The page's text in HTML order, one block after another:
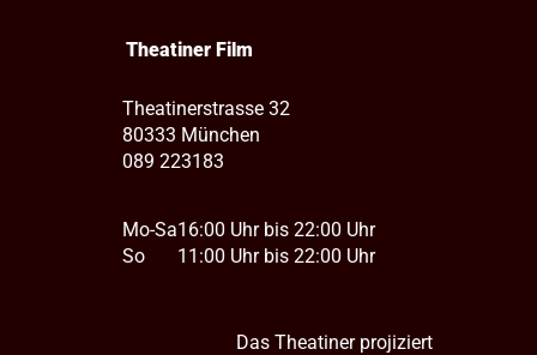
Theatiner Film
Theatinerstrasse 32
80333 München
089 223183
Mo-Sa
So
16:00 Uhr bis 22:00 Uhr
11:00 Uhr bis 22:00 Uhr
Das Theatiner projiziert